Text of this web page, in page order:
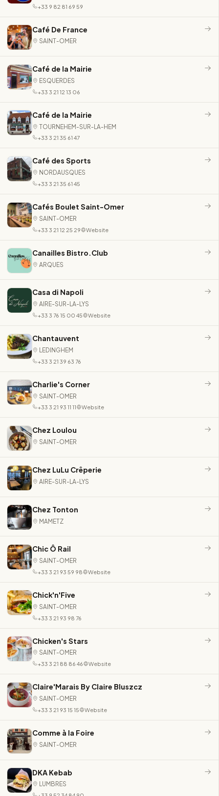
+33 9 82 81 69 59
Café De France
SAINT-OMER
Café de la Mairie
ESQUERDES
+33 3 21 12 13 06
Café de la Mairie
TOURNEHEM-SUR-LA-HEM
+33 3 21 35 61 47
Café des Sports
NORDAUSQUES
+33 3 21 35 61 45
Cafés Boulet Saint-Omer
SAINT-OMER
+33 3 21 12 25 29 Website
Canailles Bistro.Club
ARQUES
Casa di Napoli
AIRE-SUR-LA-LYS
+33 3 76 15 00 45 Website
Chantauvent
LEDINGHEM
+33 3 21 39 63 76
Charlie's Corner
SAINT-OMER
+33 3 21 93 11 11 Website
Chez Loulou
SAINT-OMER
Chez LuLu Crêperie
AIRE-SUR-LA-LYS
Chez Tonton
MAMETZ
Chic Ô Rail
SAINT-OMER
+33 3 21 93 59 98 Website
Chick'n'Five
SAINT-OMER
+33 3 21 93 98 76
Chicken's Stars
SAINT-OMER
+33 3 21 88 86 46 Website
Claire'Marais By Claire Bluszcz
SAINT-OMER
+33 3 21 93 15 15 Website
Comme à la Foire
SAINT-OMER
DKA Kebab
LUMBRES